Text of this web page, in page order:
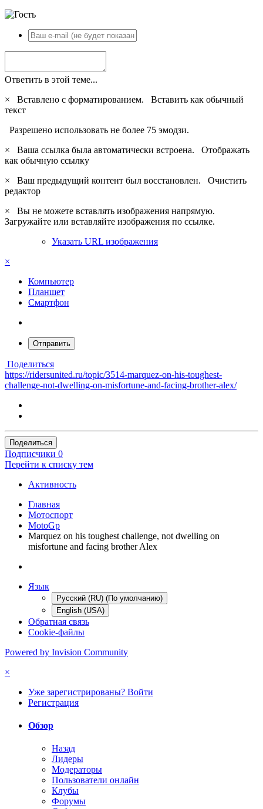
Ответить в этой теме...
×
Вставлено с форматированием. Вставить как обычный
текст
Разрешено использовать не более 75 эмодзи.
×
Ваша ссылка была автоматически встроена. Отображать
как обычную ссылку
×
Ваш предыдущий контент был восстановлен. Очистить
редактор
×
Вы не можете вставлять изображения напрямую.
Загружайте или вставляйте изображения по ссылке.
Указать URL изображения
×
Компьютер
Планшет
Смартфон
Отправить
Поделиться
https://ridersunited.ru/topic/3514-marquez-on-his-toughest-
challenge-not-dwelling-on-misfortune-and-facing-brother-alex/
Поделиться
Подписчики 0
Перейти к списку тем
Активность
Главная
Мотоспорт
MotoGp
Marquez on his toughest challenge, not dwelling on
misfortune and facing brother Alex
Язык
Русский (RU) (По умолчанию)
English (USA)
Обратная связь
Cookie-файлы
Powered by Invision Community
×
Уже зарегистрированы? Войти
Регистрация
Обзор
Назад
Лидеры
Модераторы
Пользователи онлайн
Клубы
Форумы